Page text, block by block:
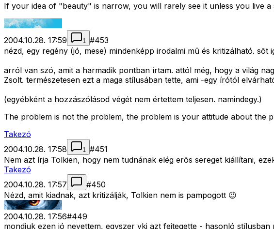
If your idea of "beauty" is narrow, you will rarely see it unless you live
2004.10.28. 17:59 1 #453
nézd, egy regény (jó, mese) mindenképp irodalmi mû és kritizálható. sõt
arról van szó, amit a harmadik pontban írtam. attól még, hogy a világ
Zsolt. természetesen ezt a maga stílusában tette, ami -egy írótól
(egyébként a hozzászólásod végét nem értettem teljesen. namindegy.)
The problem is not the problem, the problem is your attitude about the
Takezó
2004.10.28. 17:58
1 #451
Nem azt írja Tolkien, hogy nem tudnának elég erõs sereget kiállítani,
Takezó
2004.10.28. 17:57
#450
Nézd, amit kiadnak, azt kritizálják, Tolkien nem is pampogott 😉
2004.10.28. 17:56#449
mondjuk ezen jó nevettem, egyszer vki azt fejtegette - hasonló